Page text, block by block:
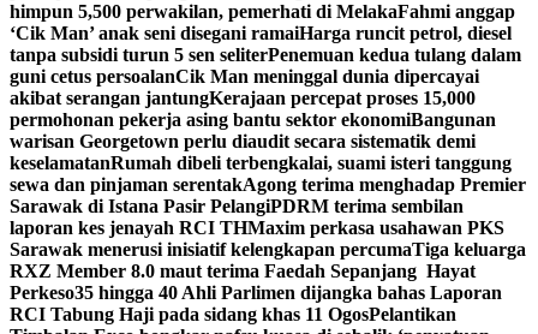
himpun 5,500 perwakilan, pemerhati di MelakaFahmi anggap
‘Cik Man’ anak seni disegani ramaiHarga runcit petrol, diesel
tanpa subsidi turun 5 sen seliterPenemuan kedua tulang dalam
guni cetus persoalanCik Man meninggal dunia dipercayai
akibat serangan jantungKerajaan percepat proses 15,000
permohonan pekerja asing bantu sektor ekonomiBangunan
warisan Georgetown perlu diaudit secara sistematik demi
keselamatanRumah dibeli terbengkalai, suami isteri tanggung
sewa dan pinjaman serentakAgong terima menghadap Premier
Sarawak di Istana Pasir PelangiPDRM terima sembilan
laporan kes jenayah RCI THMaxim perkasa usahawan PKS
Sarawak menerusi inisiatif kelengkapan percumaTiga keluarga
RXZ Member 8.0 maut terima Faedah Sepanjang Hayat
Perkeso35 hingga 40 Ahli Parlimen dijangka bahas Laporan
RCI Tabung Haji pada sidang khas 11 OgosPelantikan